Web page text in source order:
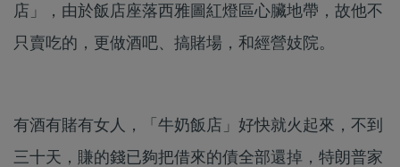
店」，由於飯店座落西雅圖紅燈區心臟地帶，故他不
只賣吃的，更做酒吧、搞賭場，和經營妓院。
有酒有賭有女人，「牛奶飯店」好快就火起來，不到
三十天，賺的錢已夠把借來的債全部還掉，特朗普家